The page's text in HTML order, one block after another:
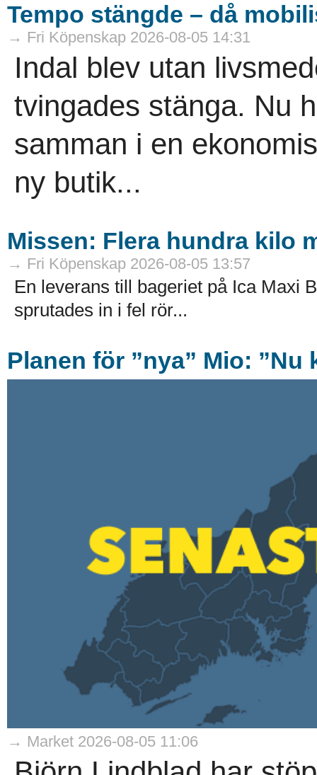
Tempo stängde – då
→ Fri Köpenskap 2026-08-05 14:31
Indal blev utan
tvingades stänga. Nu
samman i en
ny butik...
Missen: Flera hundra kilo
→ Fri Köpenskap 2026-08-05 13:57
En leverans till bageriet på Ica Maxi
sprutades in i fel rör...
Planen för ”nya” Mio:
→ Market 2026-08-05 11:06